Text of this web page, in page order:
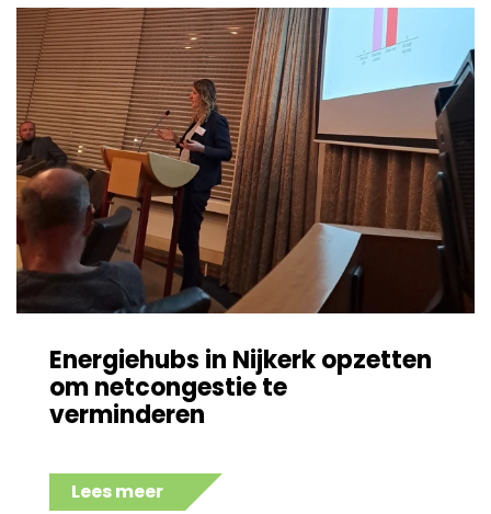
Energiehubs in Nijkerk opzetten
om netcongestie te
verminderen
Lees meer